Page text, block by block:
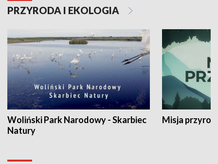
PRZYRODA I EKOLOGIA
Woliński Park Narodowy - Skarbiec
Natury
Misja